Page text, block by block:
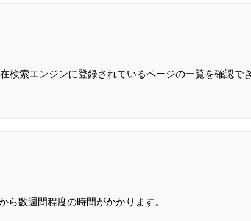
検索エンジンに登録されているページの一覧を確認で
数週間程度の時間がかかります。